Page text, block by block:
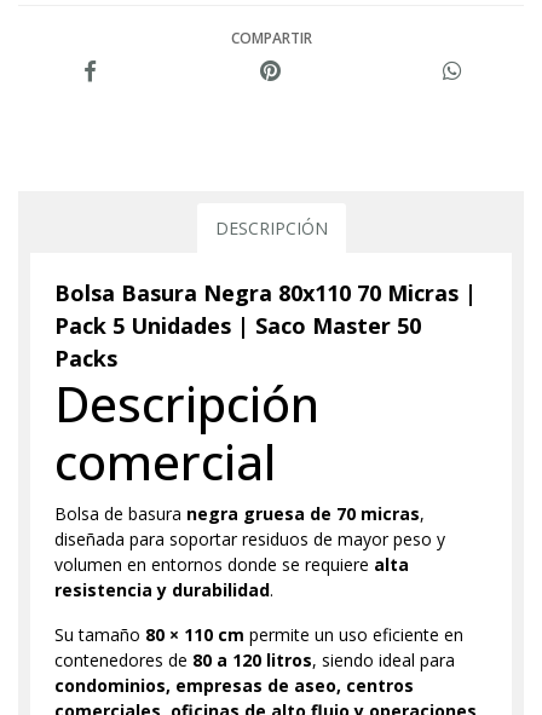
COMPARTIR
DESCRIPCIÓN
Bolsa Basura Negra 80x110 70 Micras |
Pack 5 Unidades | Saco Master 50
Packs
Descripción
comercial
Bolsa de basura negra gruesa de 70 micras,
diseñada para soportar residuos de mayor peso y
volumen en entornos donde se requiere alta
resistencia y durabilidad.
Su tamaño 80 × 110 cm permite un uso eficiente en
contenedores de 80 a 120 litros, siendo ideal para
condominios, empresas de aseo, centros